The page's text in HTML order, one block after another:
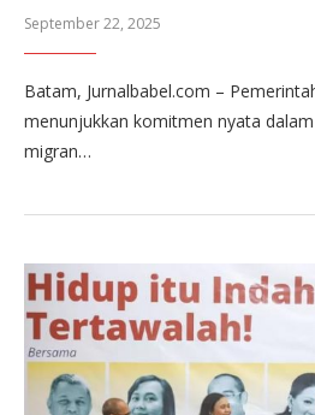
September 22, 2025
Batam, Jurnalbabel.com –
menunjukkan komitmen nyata
migran…